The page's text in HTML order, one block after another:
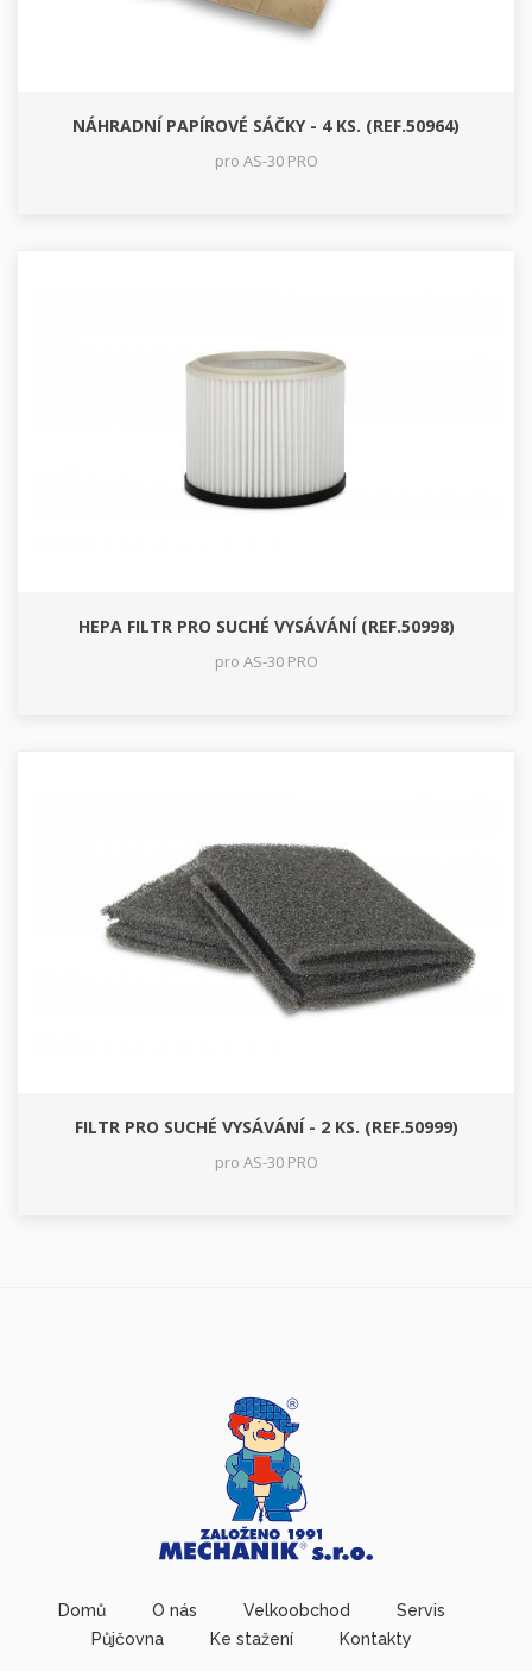
NÁHRADNÍ PAPÍROVÉ SÁČKY - 4 KS. (REF.50964)
pro AS-30 PRO
HEPA FILTR PRO SUCHÉ VYSÁVÁNÍ (REF.50998)
pro AS-30 PRO
FILTR PRO SUCHÉ VYSÁVÁNÍ - 2 KS. (REF.50999)
pro AS-30 PRO
Domů O nás Velkoobchod
Servis
Půjčovna
Ke stažení Kontakty